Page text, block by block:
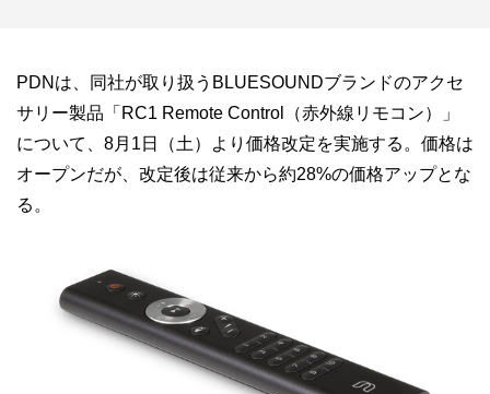
PDNは、同社が取り扱うBLUESOUNDブランドのアクセ
サリー製品「RC1 Remote Control（赤外線リモコン）」
について、8月1日（土）より価格改定を実施する。価格は
オープンだが、改定後は従来から約28%の価格アップとな
る。